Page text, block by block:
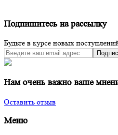
Подпишитесь на рассылку
Будьте в курсе новых
Нам очень важно ваше
Оставить отзыв
Меню